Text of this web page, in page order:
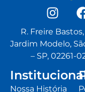
R. Freire
Jardim Modelo,
– SP, 02261-
Nossa História